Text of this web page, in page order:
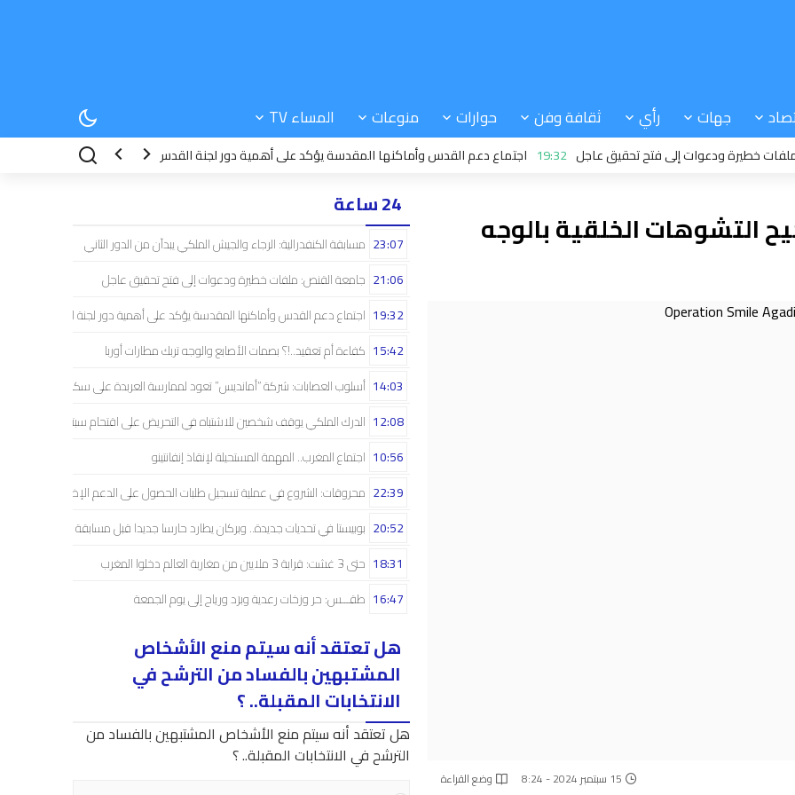
جهات رأي ثقافة وفن حوارات منوعات المساء TV
ودعوات إلى فتح تحقيق عاجل 19:32 اجتماع دعم القدس وأماكنها المقدسة يؤكد على أهمية دور لجنة القدس 15:42 كفاءة أم تعقيد..!؟ بصمات
التشوهات الخلقية بالوجه
15 سبتمبر 2024 - 8:24 وضع القراءة
24 ساعة
مسابقة الكنفدرالية: الرجاء والجيش الملكي يبدآن من الدور الثاني 23:07
جامعة القنص: ملفات خطيرة ودعوات إلى فتح تحقيق عاجل 21:06
اجتماع دعم القدس وأماكنها المقدسة يؤكد على أهمية دور لجنة القدس 19:32
كفاءة أم تعقيد..!؟ بصمات الأصابع والوجه تربك مطارات أوربا 15:42
أسلوب العصابات: شركة “أمانديس” تعود لممارسة العربدة على سكان الشمال..! 14:03
الدرك الملكي يوقف شخصين للاشتباه في التحريض على اقتحام سبتة 12:08
اجتماع المغرب.. المهمة المستحيلة لإنقاذ إنفانتينو 10:56
محروقات: الشروع في عملية تسجيل طلبات الحصول على الدعم الإضافي 22:39
بوبيستا في تحديات جديدة.. وبركان يطارد حارسا جديدا قبل مسابقة دوري الأبطال 20:52
حتى 3 غشت: قرابة 3 ملايين من مغاربة العالم دخلوا المغرب 18:31
طقـــس: حر وزخات رعدية وبرَد ورياح إلى يوم الجمعة 16:47
هل تعتقد أنه سيتم منع الأشخاص
المشتبهين بالفساد من الترشح في
الانتخابات المقبلة.. ؟
هل تعتقد أنه سيتم منع الأشخاص المشتبهين بالفساد من
الترشح في الانتخابات المقبلة.. ؟